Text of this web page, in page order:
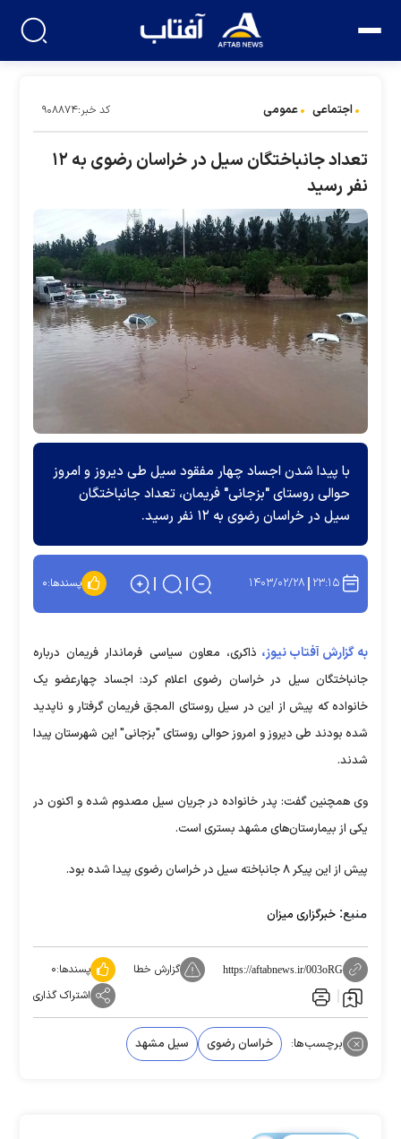
اجتماعی عمومی کد خبر:۹۰۸۸۷۴
تعداد جانباختگان سیل در خراسان رضوی به ۱۲
نفر رسید
با پیدا شدن اجساد چهار مفقود سیل طی دیروز و امروز
حوالی روستای "بزجانی" فریمان، تعداد جانباختگان
سیل در خراسان رضوی به ۱۲ نفر رسید.
۲۳:۱۵ ۱۴۰۳/۰۲/۲۸ پسندها:۰
به گزارش آفتاب نیوز، ذاکری، معاون سیاسی فرماندار فریمان درباره
جانباختگان سیل در خراسان رضوی اعلام کرد: اجساد چهارعضو یک
خانواده که پیش از این در سیل روستای المجق فریمان گرفتار و ناپدید
شده بودند طی دیروز و امروز حوالی روستای "بزجانی" این شهرستان پیدا
شدند.
وی همچنین گفت: پدر خانواده در جریان سیل مصدوم شده و اکنون در
یکی از بیمارستان‌های مشهد بستری است.
پیش از این پیکر ۸ جانباخته سیل در خراسان رضوی پیدا شده بود.
منبع: خبرگزاری میزان
https://aftabnews.ir/003oRG گزارش خطا پسندها:۰
اشتراک گذاری
برچسب‌ها: خراسان رضوی سیل مشهد